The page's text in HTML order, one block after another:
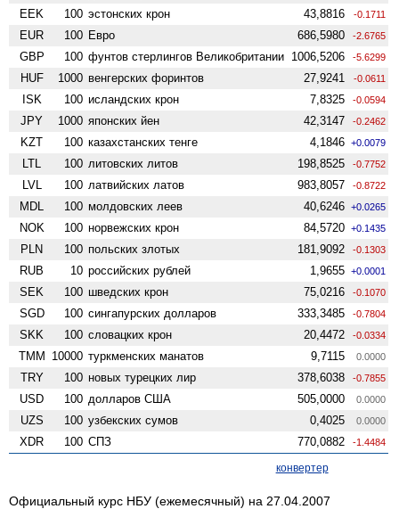
EEK 100 эстонских крон 43,8816 -0.1711
EUR 100 Евро 686,5980 -2.6765
GBP 100 фунтов стерлингов Велико­британии 1006,5206 -5.6299
HUF 1000 венгерских форинтов 27,9241 -0.0611
ISK 100 исландских крон 7,8325 -0.0594
JPY 1000 японских йен 42,3147 -0.2462
KZT 100 казахстанских тенге 4,1846 +0.0079
LTL 100 литовских литов 198,8525 -0.7752
LVL 100 латвийских латов 983,8057 -0.8722
MDL 100 молдовских леев 40,6246 +0.0265
NOK 100 норвежских крон 84,5720 +0.1435
PLN 100 польских злотых 181,9092 -0.1303
RUB 10 российских рублей 1,9655 +0.0001
SEK 100 шведских крон 75,0216 -0.1070
SGD 100 сингапурских долларов 333,3485 -0.7804
SKK 100 словацких крон 20,4472 -0.0334
TMM 10000 туркменских манатов 9,7115 0.0000
TRY 100 новых турецких лир 378,6038 -0.7855
USD 100 долларов США 505,0000 0.0000
UZS 100 узбекских сумов 0,4025 0.0000
XDR 100 СПЗ 770,0882 -1.4484
конвертер
Официальный курс НБУ (ежемесячный) на 27.04.2007